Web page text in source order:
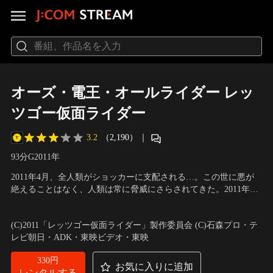
オーズ・電王・オールライダー レッ
ツゴー仮面ライダー
3.2 （2,190） ｜
93分G2011年
2011年4月、全人類がショッカーに支配される…。この世に悪が
絶えることはなく、人類は常に脅威にさらされてきた。2011年4
語は、驚天動地のクライマックスへ。仮面ライダーよ、立ち上が
れ！！
(C)2011「レッツゴー仮面ライダー」製作委員会 (C)石森プロ・テ
レビ朝日・ADK・東映ビデオ・東映
330円
お気に入りに追加